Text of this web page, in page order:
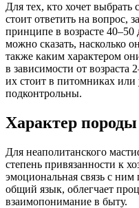
Для тех, кто хочет выбрать
стоит ответить на вопрос,
принципе в возрасте
можно сказать, насколько
также каким характером
в зависимости от возраста
их стоит в питомниках
подконтрольны.
Характер породы
Для неаполитанского
степень привязанности к
эмоциональная связь с ним
общий язык, облегчает
взаимопонимание в быту.